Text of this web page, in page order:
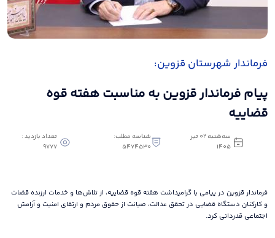
فرماندار شهرستان قزوین:
پیام فرماندار قزوین به مناسبت هفته قوه
قضاییه
سه‌شنبه 02 تیر
1405
شناسه مطلب:
5474530
تعداد بازدید :
9777
فرماندار قزوین در پیامی با گرامیداشت هفته قوه قضاییه، از تلاش‌ها و خدمات ارزنده قضات
و کارکنان دستگاه قضایی در تحقق عدالت، صیانت از حقوق مردم و ارتقای امنیت و آرامش
اجتماعی قدردانی کرد.